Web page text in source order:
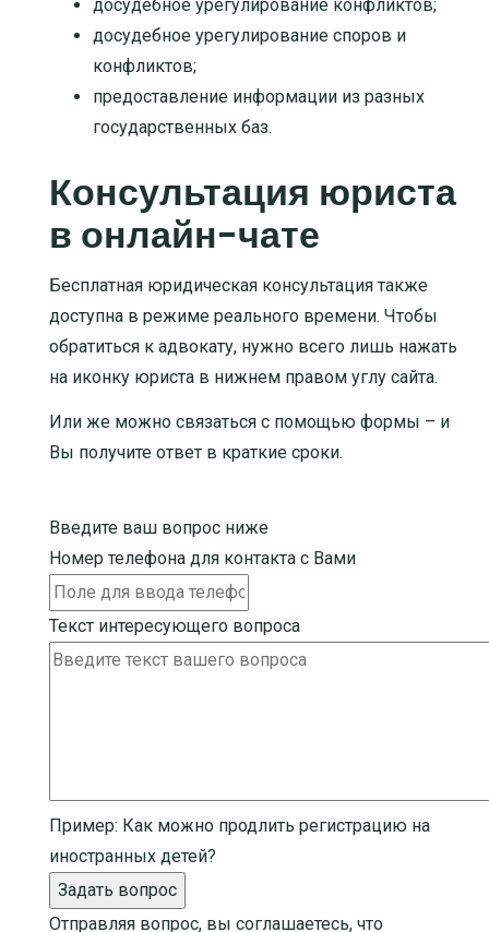
досудебное урегулирование конфликтов;
досудебное урегулирование споров и
конфликтов;
предоставление информации из разных
государственных баз.
Консультация юриста
в онлайн-чате
Бесплатная юридическая консультация также
доступна в режиме реального времени. Чтобы
обратиться к адвокату, нужно всего лишь нажать
на иконку юриста в нижнем правом углу сайта.
Или же можно связаться с помощью формы – и
Вы получите ответ в краткие сроки.
Введите ваш вопрос ниже
Номер телефона для контакта с Вами
Текст интересующего вопроса
Пример: Как можно продлить регистрацию на
иностранных детей?
Задать вопрос
Отправляя вопрос, вы соглашаетесь, что